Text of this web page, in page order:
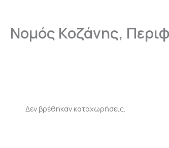
Νομός Κοζάνης,
Δεν βρέθηκαν καταχωρήσεις.